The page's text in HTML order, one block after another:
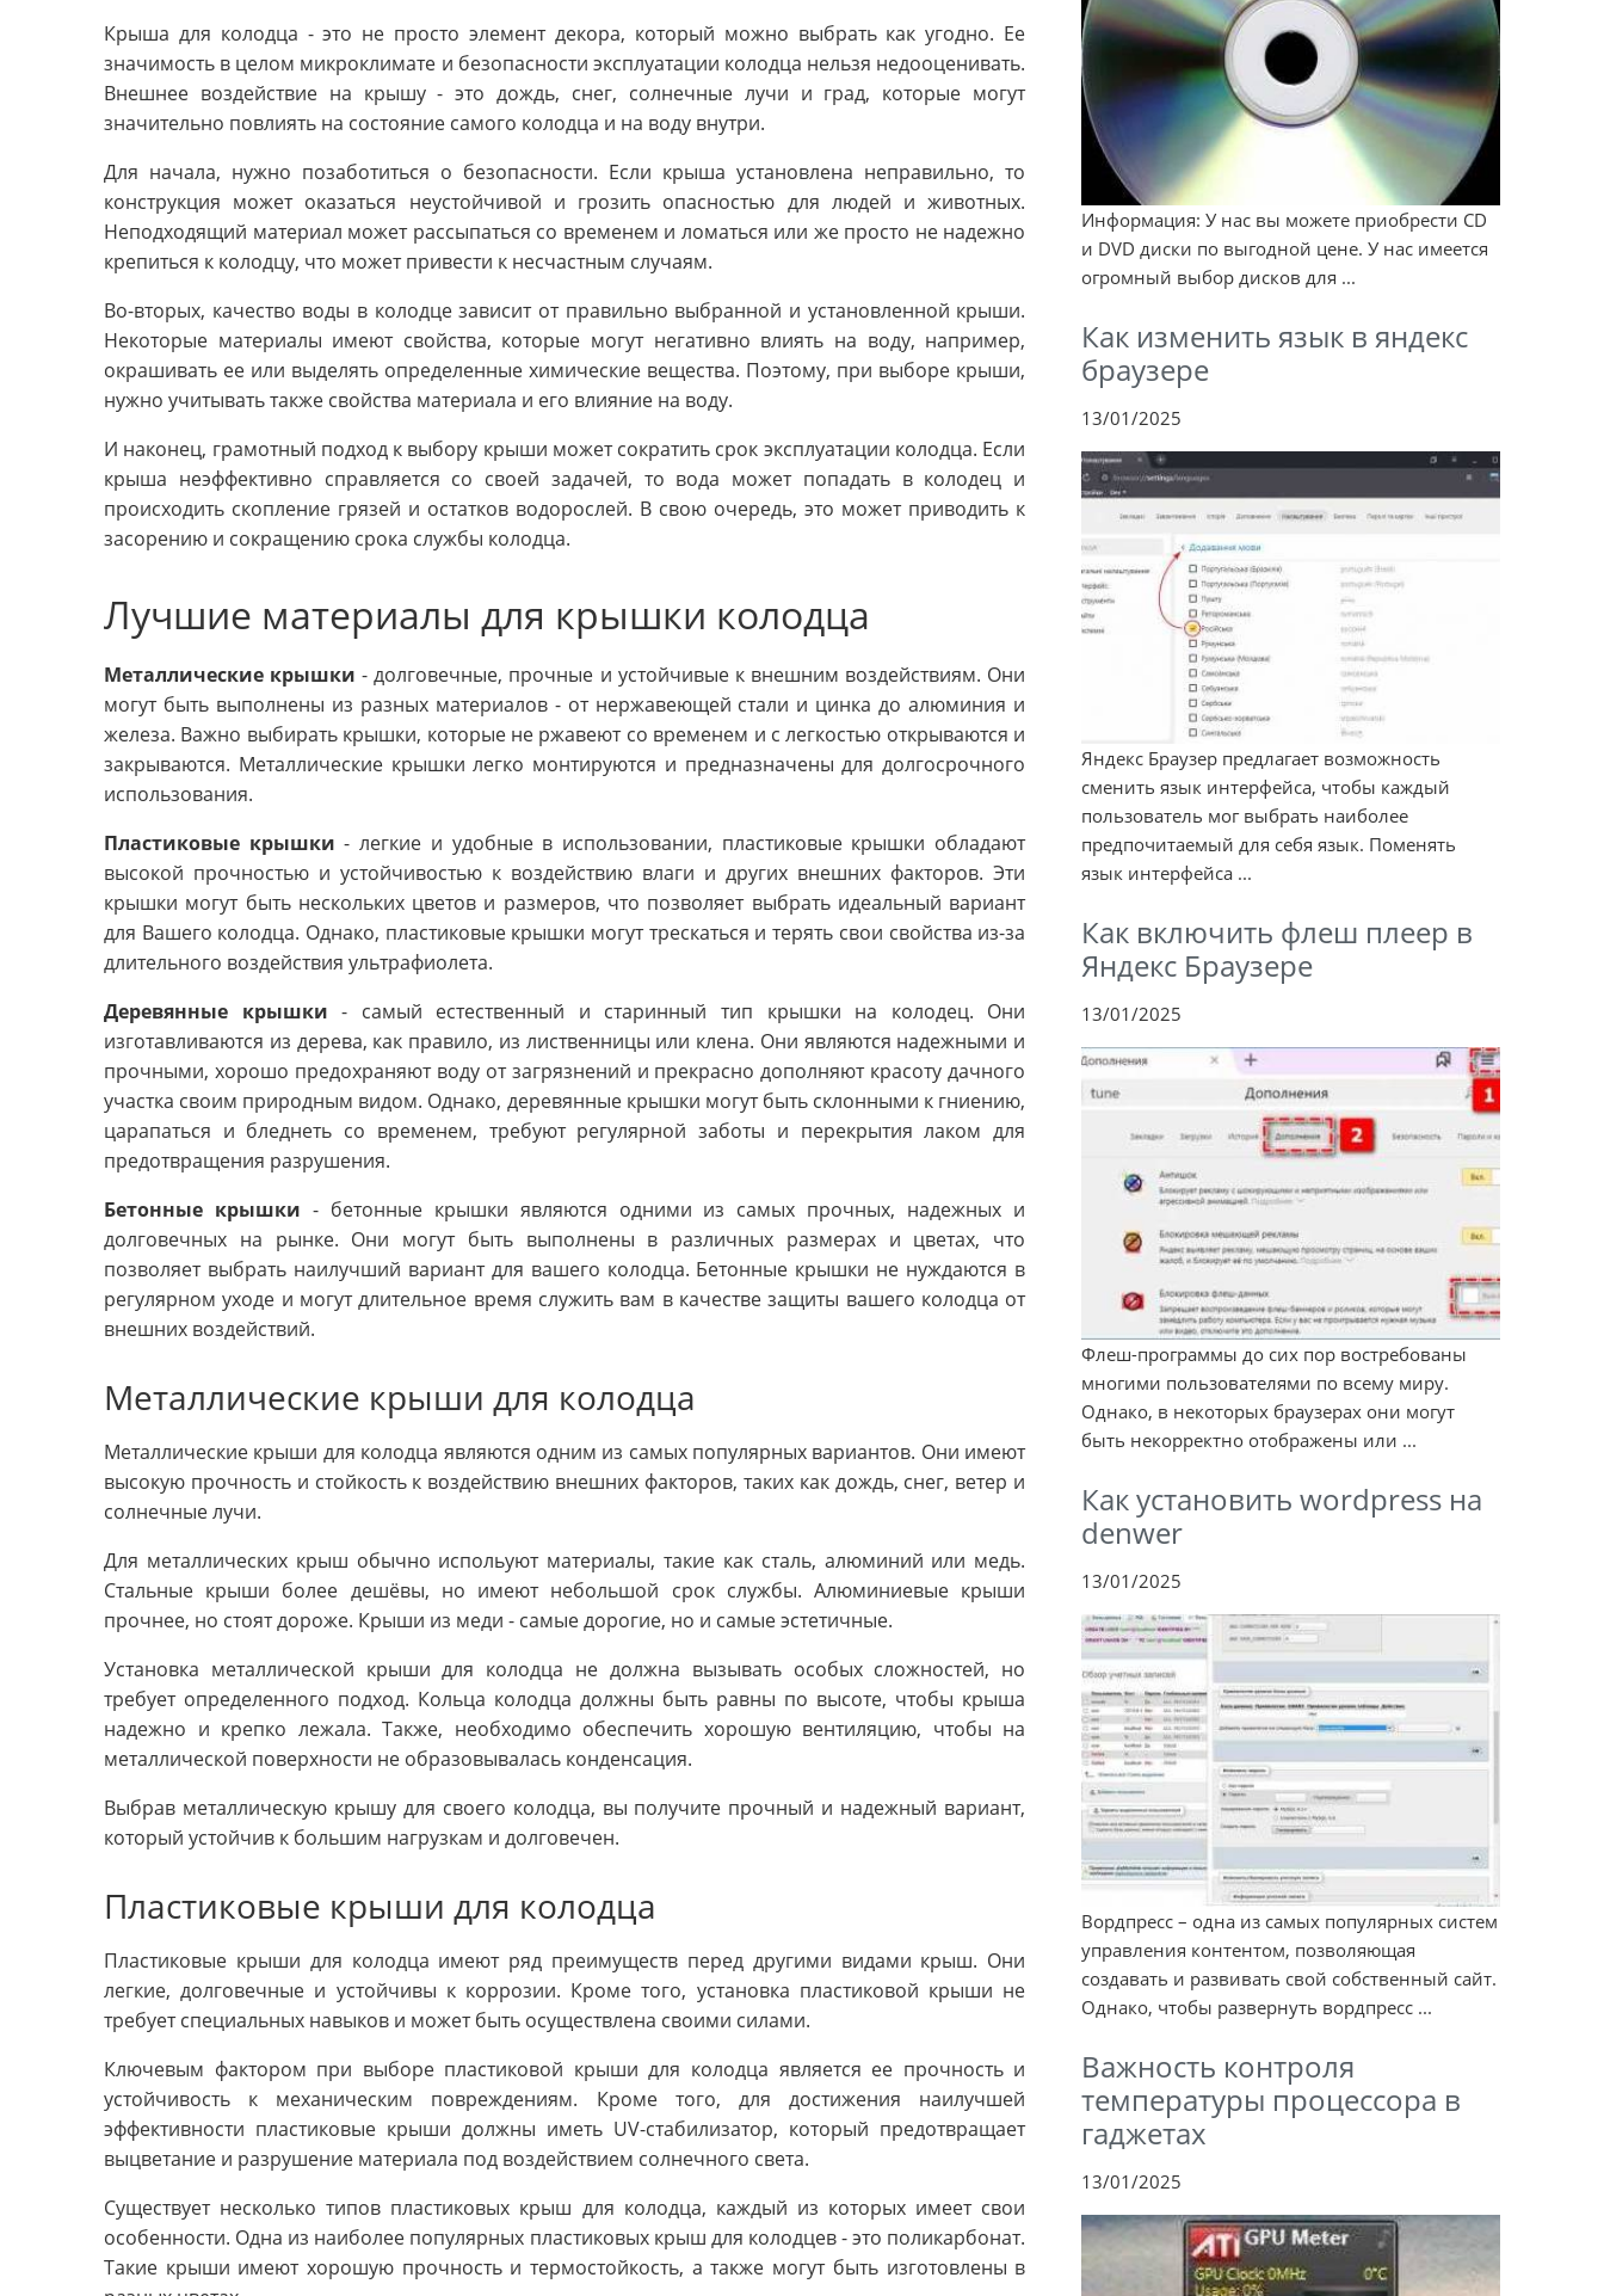
Крыша для колодца - это не просто элемент декора, который можно выбрать как угодно. Ее
значимость в целом микроклимате и безопасности эксплуатации колодца нельзя недооценивать.
Внешнее воздействие на крышу - это дождь, снег, солнечные лучи и град, которые могут
значительно повлиять на состояние самого колодца и на воду внутри.
Для начала, нужно позаботиться о безопасности. Если крыша установлена неправильно, то
конструкция может оказаться неустойчивой и грозить опасностью для людей и животных.
Неподходящий материал может рассыпаться со временем и ломаться или же просто не надежно
крепиться к колодцу, что может привести к несчастным случаям.
Во-вторых, качество воды в колодце зависит от правильно выбранной и установленной крыши.
Некоторые материалы имеют свойства, которые могут негативно влиять на воду, например,
окрашивать ее или выделять определенные химические вещества. Поэтому, при выборе крыши,
нужно учитывать также свойства материала и его влияние на воду.
И наконец, грамотный подход к выбору крыши может сократить срок эксплуатации колодца. Если
крыша неэффективно справляется со своей задачей, то вода может попадать в колодец и
происходить скопление грязей и остатков водорослей. В свою очередь, это может приводить к
засорению и сокращению срока службы колодца.
Лучшие материалы для крышки колодца
Металлические крышки - долговечные, прочные и устойчивые к внешним воздействиям. Они
могут быть выполнены из разных материалов - от нержавеющей стали и цинка до алюминия и
железа. Важно выбирать крышки, которые не ржавеют со временем и с легкостью открываются и
закрываются. Металлические крышки легко монтируются и предназначены для долгосрочного
использования.
Пластиковые крышки - легкие и удобные в использовании, пластиковые крышки обладают
высокой прочностью и устойчивостью к воздействию влаги и других внешних факторов. Эти
крышки могут быть нескольких цветов и размеров, что позволяет выбрать идеальный вариант
для Вашего колодца. Однако, пластиковые крышки могут трескаться и терять свои свойства из-за
длительного воздействия ультрафиолета.
Деревянные крышки - самый естественный и старинный тип крышки на колодец. Они
изготавливаются из дерева, как правило, из лиственницы или клена. Они являются надежными и
прочными, хорошо предохраняют воду от загрязнений и прекрасно дополняют красоту дачного
участка своим природным видом. Однако, деревянные крышки могут быть склонными к гниению,
царапаться и бледнеть со временем, требуют регулярной заботы и перекрытия лаком для
предотвращения разрушения.
Бетонные крышки - бетонные крышки являются одними из самых прочных, надежных и
долговечных на рынке. Они могут быть выполнены в различных размерах и цветах, что
позволяет выбрать наилучший вариант для вашего колодца. Бетонные крышки не нуждаются в
регулярном уходе и могут длительное время служить вам в качестве защиты вашего колодца от
внешних воздействий.
Металлические крыши для колодца
Металлические крыши для колодца являются одним из самых популярных вариантов. Они имеют
высокую прочность и стойкость к воздействию внешних факторов, таких как дождь, снег, ветер и
солнечные лучи.
Для металлических крыш обычно испольуют материалы, такие как сталь, алюминий или медь.
Стальные крыши более дешёвы, но имеют небольшой срок службы. Алюминиевые крыши
прочнее, но стоят дороже. Крыши из меди - самые дорогие, но и самые эстетичные.
Установка металлической крыши для колодца не должна вызывать особых сложностей, но
требует определенного подход. Кольца колодца должны быть равны по высоте, чтобы крыша
надежно и крепко лежала. Также, необходимо обеспечить хорошую вентиляцию, чтобы на
металлической поверхности не образовывалась конденсация.
Выбрав металлическую крышу для своего колодца, вы получите прочный и надежный вариант,
который устойчив к большим нагрузкам и долговечен.
Пластиковые крыши для колодца
Пластиковые крыши для колодца имеют ряд преимуществ перед другими видами крыш. Они
легкие, долговечные и устойчивы к коррозии. Кроме того, установка пластиковой крыши не
требует специальных навыков и может быть осуществлена своими силами.
Ключевым фактором при выборе пластиковой крыши для колодца является ее прочность и
устойчивость к механическим повреждениям. Кроме того, для достижения наилучшей
эффективности пластиковые крыши должны иметь UV-стабилизатор, который предотвращает
выцветание и разрушение материала под воздействием солнечного света.
Существует несколько типов пластиковых крыш для колодца, каждый из которых имеет свои
особенности. Одна из наиболее популярных пластиковых крыш для колодцев - это поликарбонат.
Такие крыши имеют хорошую прочность и термостойкость, а также могут быть изготовлены в
Информация: У нас вы можете приобрести CD
и DVD диски по выгодной цене. У нас имеется
огромный выбор дисков для ...
Как изменить язык в яндекс
браузере
13/01/2025
Яндекс Браузер предлагает возможность
сменить язык интерфейса, чтобы каждый
пользователь мог выбрать наиболее
предпочитаемый для себя язык. Поменять
язык интерфейса ...
Как включить флеш плеер в
Яндекс Браузере
13/01/2025
Флеш-программы до сих пор востребованы
многими пользователями по всему миру.
Однако, в некоторых браузерах они могут
быть некорректно отображены или ...
Как установить wordpress на
denwer
13/01/2025
Вордпресс – одна из самых популярных систем
управления контентом, позволяющая
создавать и развивать свой собственный сайт.
Однако, чтобы развернуть вордпресс ...
Важность контроля
температуры процессора в
гаджетах
13/01/2025